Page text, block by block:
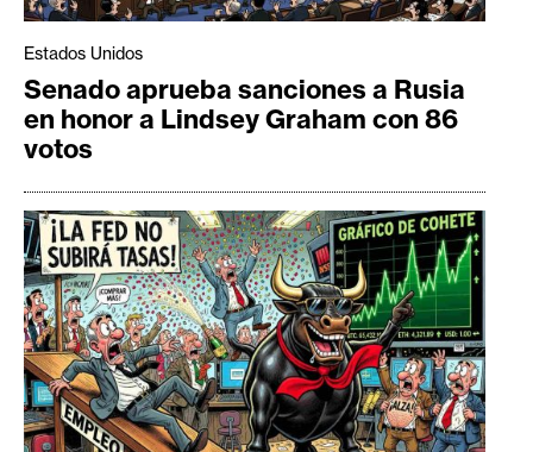
Estados Unidos
Senado aprueba sanciones a Rusia
en honor a Lindsey Graham con 86
votos